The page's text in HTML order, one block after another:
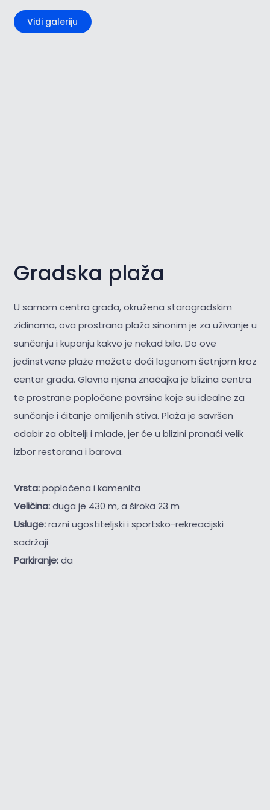
Vidi galeriju
Gradska plaža
U samom centra grada, okružena starogradskim
zidinama, ova prostrana plaža sinonim je za uživanje u
sunčanju i kupanju kakvo je nekad bilo. Do ove
jedinstvene plaže možete doći laganom šetnjom kroz
centar grada. Glavna njena značajka je blizina centra
te prostrane popločene površine koje su idealne za
sunčanje i čitanje omiljenih štiva. Plaža je savršen
odabir za obitelji i mlade, jer će u blizini pronaći velik
izbor restorana i barova.
Vrsta:popločena i kamenita
Veličina:duga je 430 m, a široka 23 m
Usluge:razni ugostiteljski i sportsko-rekreacijski
sadržaji
Parkiranje:da